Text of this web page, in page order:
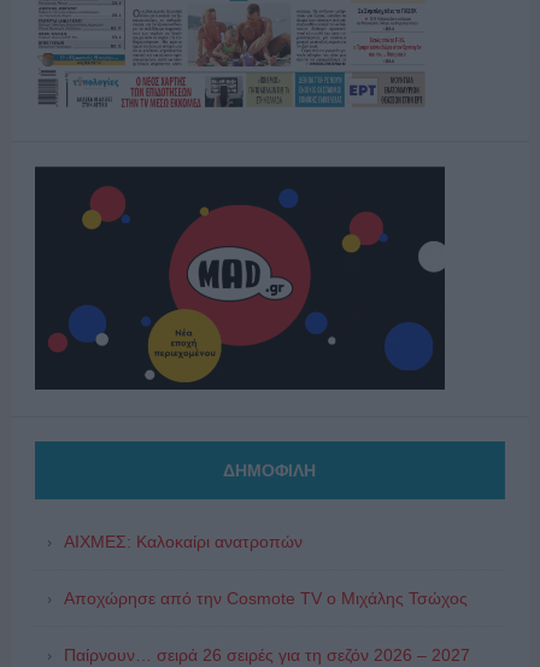
ΔΗΜΟΦΙΛΗ
ΑΙΧΜΕΣ: Καλοκαίρι ανατροπών
Αποχώρησε από την Cosmote TV o Μιχάλης Τσώχος
Παίρνουν… σειρά 26 σειρές για τη σεζόν 2026 – 2027